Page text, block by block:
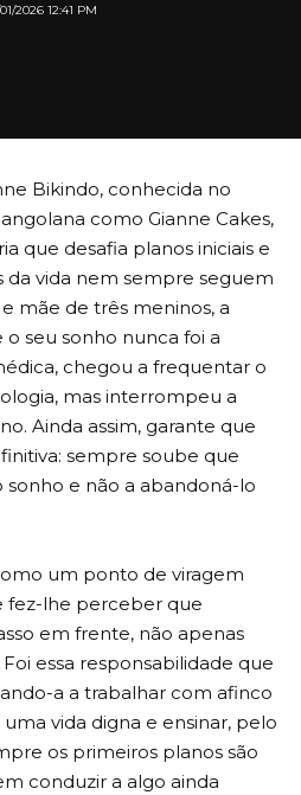
2026 12:41 PM
Bikindo, conhecida no
como Gianne Cakes,
que desafia planos iniciais e
da vida nem sempre seguem
mãe de três meninos, a
seu sonho nunca foi a
chegou a frequentar o
mas interrompeu a
Ainda assim, garante que
sempre soube que
sonho e não a abandoná-lo
um ponto de viragem
fez-lhe perceber que
em frente, não apenas
essa responsabilidade que
a a trabalhar com afinco
vida digna e ensinar, pelo
os primeiros planos são
conduzir a algo ainda